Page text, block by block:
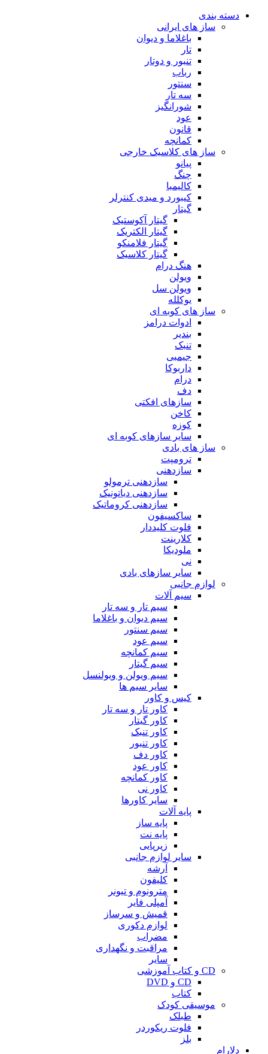
دسته بندی
ساز های ایرانی
باغلاما و دیوان
تار
تنبور و دوتار
رباب
سنتور
سه تار
شورانگیز
عود
قانون
کمانچه
ساز های کلاسیک خارجی
پیانو
چنگ
کالیمبا
کیبورد و میدی کنترلر
گیتار
گیتار آکوستیک
گیتار الکتریک
گیتار فلامنکو
گیتار کلاسیک
هنگ درام
ویولن
ویولن سل
یوکلله
ساز های کوبه ای
ادوات درامز
بندیر
تنبک
جیمبی
داربوکا
درام
دف
سازهای افکتی
کاخن
کوزه
سایر سازهای کوبه ای
ساز های بادی
ترومپت
سازدهنی
سازدهنی ترمولو
سازدهنی دیاتونیک
سازدهنی کروماتیک
ساکسیفون
فلوت کلیددار
کلارینت
ملودیکا
نی
سایر سازهای بادی
لوازم جانبی
سیم آلات
سیم تار و سه تار
سیم دیوان و باغلاما
سیم سنتور
سیم عود
سیم کمانچه
سیم گیتار
سیم ویولن و ویولنسل
سایر سیم ها
کیس و کاور
کاور تار و سه تار
کاور گیتار
کاور تنبک
کاور تنبور
کاور دف
کاور عود
کاور کمانچه
کاور نی
سایر کاورها
پایه آلات
پایه ساز
پایه نت
زیرپایی
سایر لوازم جانبی
آرشه
کلیفون
مترونوم و تیونر
آمپلی فایر
قمیش و سرساز
لوازم دکوری
مضراب
مراقبت و نگهداری
سایر
CD و کتاب آموزشی
CD و DVD
کتاب
موسیقی کودک
طبلک
فلوت ریکوردر
بلز
دلارام